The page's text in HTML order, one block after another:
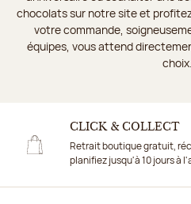
chocolats sur notre site et
votre commande,
équipes, vous attend
choix.
CLICK & COLLECT
Retrait boutique gratuit,
planifiez jusqu'à 10 jours à